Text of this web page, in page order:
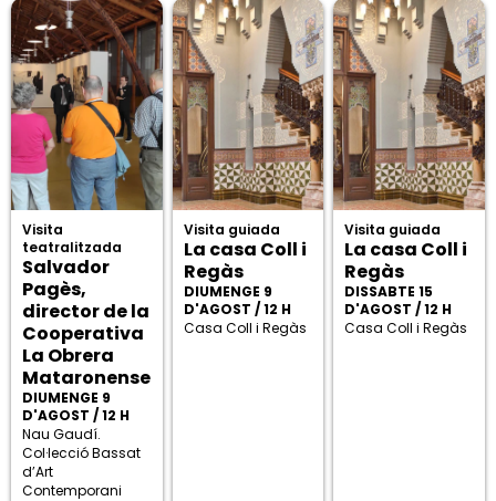
Visita
teatralitzada
Salvador
Pagès,
director de la
Cooperativa
La Obrera
Mataronense
DIUMENGE 9
D'AGOST / 12 H
Nau Gaudí.
Col·lecció Bassat
d’Art
Contemporani
Visita guiada
La casa Coll i
Regàs
DIUMENGE 9
D'AGOST / 12 H
Casa Coll i Regàs
Visita guiada
La casa Coll i
Regàs
DISSABTE 15
D'AGOST / 12 H
Casa Coll i Regàs